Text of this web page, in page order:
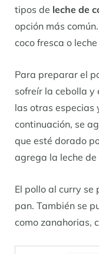
tipos de leche de
opción más
coco fresca o
Para preparar el
sofreír la cebolla y
las otras especias
continuación, se
que esté dorado
agrega la leche de
El pollo al curry se
pan. También se
como zanahorias,